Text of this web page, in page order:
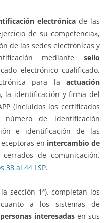
electrónica de las
de su competencia»,
de las sedes electrónicas y
mediante sello
electrónico cualificado,
para la actuación
, la identificación y firma del
(incluidos los certificados
de identificación
e identificación de las
en intercambio de
de comunicación.
38 al 44 LSP.
sección 1ª). completan los
a los sistemas de
interesadasen sus